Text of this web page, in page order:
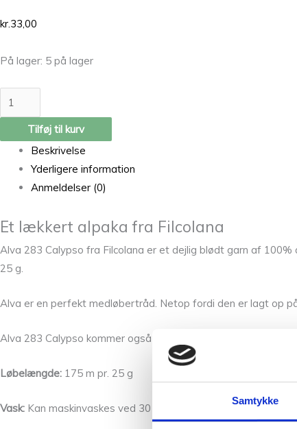
Samtykke
kr.33,00
På lager: 5 på lager
Tilføj til kurv
Beskrivelse
Yderligere information
Anmeldelser (0)
Et lækkert alpaka fra Filcolana
Alva 283 Calypso fra Filcolana er et dejlig blødt garn af 100%
25 g.
Alva er en perfekt medløbertråd. Netop fordi den er lagt op
Alva 283 Calypso kommer også i 29 andre flotte farver, som
Løbelængde: 175 m pr. 25 g
Vask: Kan maskinvaskes ved 30 grader. Jo mere skånsomt du